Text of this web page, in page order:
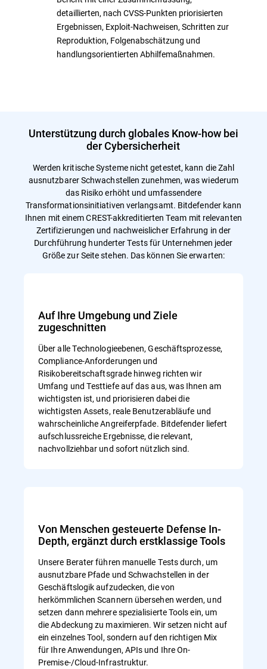
detaillierten, nach CVSS-Punkten priorisierten
Ergebnissen, Exploit-Nachweisen, Schritten zur
Reproduktion, Folgenabschätzung und
handlungsorientierten Abhilfemaßnahmen.
Unterstützung durch globales Know-how bei
der Cybersicherheit
Werden kritische Systeme nicht getestet, kann die Zahl
ausnutzbarer Schwachstellen zunehmen, was wiederum
das Risiko erhöht und umfassendere
Transformationsinitiativen verlangsamt. Bitdefender kann
Ihnen mit einem CREST-akkreditierten Team mit relevanten
Zertifizierungen und nachweislicher Erfahrung in der
Durchführung hunderter Tests für Unternehmen jeder
Größe zur Seite stehen. Das können Sie erwarten:
Auf Ihre Umgebung und Ziele
zugeschnitten
Über alle Technologieebenen, Geschäftsprozesse,
Compliance-Anforderungen und
Risikobereitschaftsgrade hinweg richten wir
Umfang und Testtiefe auf das aus, was Ihnen am
wichtigsten ist, und priorisieren dabei die
wichtigsten Assets, reale Benutzerabläufe und
wahrscheinliche Angreiferpfade. Bitdefender liefert
aufschlussreiche Ergebnisse, die relevant,
nachvollziehbar und sofort nützlich sind.
Von Menschen gesteuerte Defense In-
Depth, ergänzt durch erstklassige Tools
Unsere Berater führen manuelle Tests durch, um
ausnutzbare Pfade und Schwachstellen in der
Geschäftslogik aufzudecken, die von
herkömmlichen Scannern übersehen werden, und
setzen dann mehrere spezialisierte Tools ein, um
die Abdeckung zu maximieren. Wir setzen nicht auf
ein einzelnes Tool, sondern auf den richtigen Mix
für Ihre Anwendungen, APIs und Ihre On-
Premise-/Cloud-Infrastruktur.